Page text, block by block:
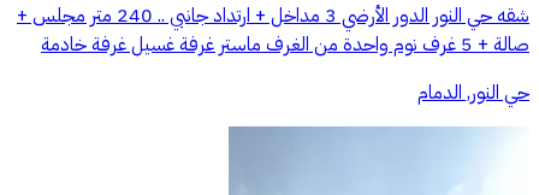
شقه حي النور الدور الأرضي 3 مداخل + ارتداد جانبي .. 240 متر مجلس +
صالة + 5 غرف نوم واحدة من الغرف ماستر غرفة غسيل غرفة خادمة
حي النور, الدمام